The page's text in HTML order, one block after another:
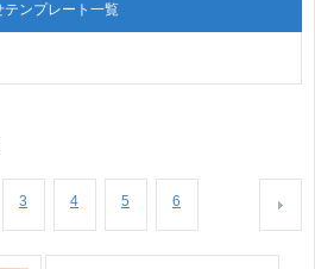
ンプレート一覧
3 4 5 6